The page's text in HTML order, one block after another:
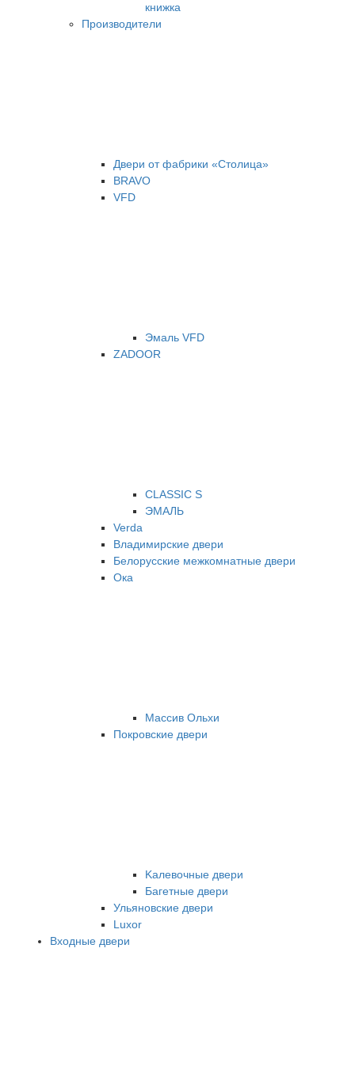
книжка
Производители
Двери от фабрики «Столица»
BRAVO
VFD
Эмаль VFD
ZADOOR
CLASSIC S
ЭМАЛЬ
Verda
Владимирские двери
Белорусские межкомнатные двери
Ока
Массив Ольхи
Покровские двери
Kалевочные двери
Багетные двери
Ульяновские двери
Luxor
Входные двери